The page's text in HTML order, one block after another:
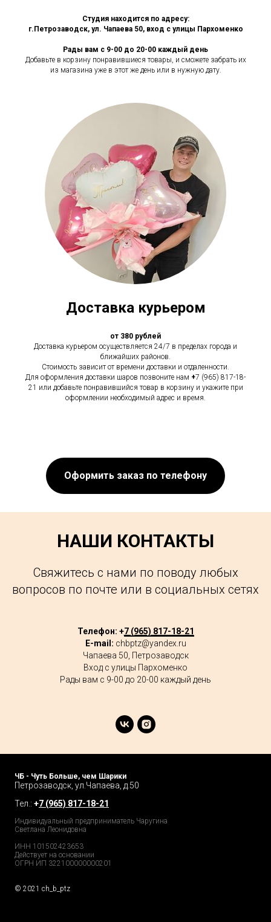
Студия находится по адресу:
г.Петрозаводск, ул. Чапаева 50, вход с улицы Пархоменко
Рады вам с 9-00 до 20-00 каждый день
Добавьте в корзину понравившиеся товары, и сможете забрать их
из магазина уже в этот же день или в нужную дату.
Доставка курьером
от 380 рублей
Доставка курьером осуществляется 24/7 в пределах города и
ближайших районов.
Стоимость зависит от времени доставки и отдаленности.
Для оформления доставки шаров позвоните нам +7 (965) 817-18-
21 или добавьте понравившийся товар в корзину и укажите при
оформлении необходимый адрес и время.
Оформить заказ по телефону
НАШИ КОНТАКТЫ
Свяжитесь с нами по поводу любых
вопросов по почте или в социальных сетях
Телефон: +7 (965) 817-18-21
E-mail: chbptz@yandex.ru
Чапаева 50, Петрозаводск
Вход с улицы Пархоменко
Рады вам с 9-00 до 20-00 каждый день
ЧБ - Чуть Больше, чем Шарики
Петрозаводск, ул.Чапаева, д.50
Тел.: +7 (965) 817-18-21
Индивидуальный предприниматель Чаругина
Светлана Леонидовна
ИНН 101502423653
Действует на основании
ОГРН ИП 322100000000201
© 2021 ch_b_ptz